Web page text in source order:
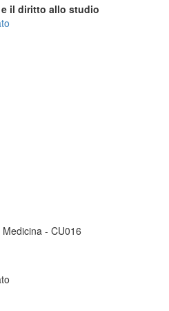
il diritto allo studio
- CU016